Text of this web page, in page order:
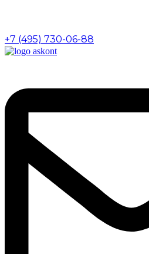
+7 (495) 730-06-88